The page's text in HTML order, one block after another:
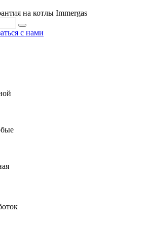
на котлы Immergas
с нами